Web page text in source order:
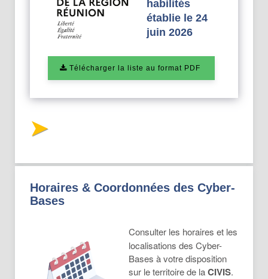
habilités
établie le 24
juin 2026
Télécharger la liste au format PDF
Horaires & Coordonnées des Cyber-
Bases
Consulter les horaires et les
localisations des Cyber-
Bases à votre disposition
sur le territoire de laCIVIS.